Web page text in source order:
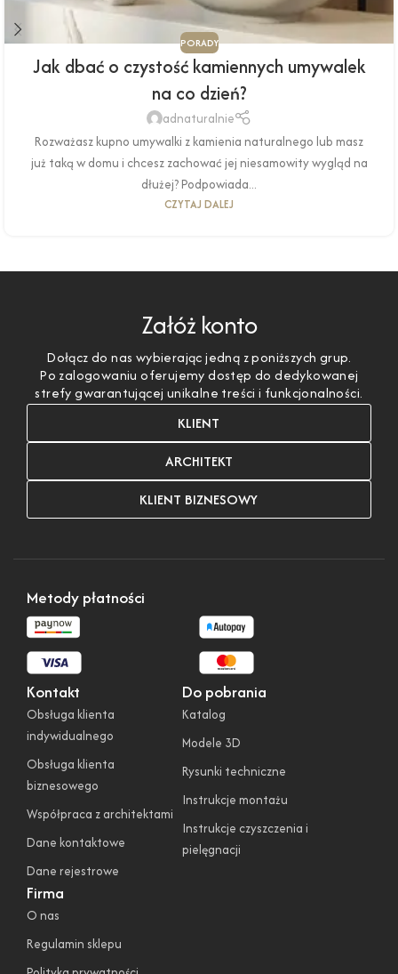
PORADY
Jak dbać o czystość kamiennych umywalek
na co dzień?
adnaturalnie
Rozważasz kupno umywalki z kamienia naturalnego lub masz
już taką w domu i chcesz zachować jej niesamowity wygląd na
dłużej? Podpowiada...
CZYTAJ DALEJ
Załóż konto
Dołącz do nas wybierając jedną z poniższych grup.
Po zalogowaniu oferujemy dostęp do dedykowanej
strefy gwarantującej unikalne treści i funkcjonalności.
KLIENT
ARCHITEKT
KLIENT BIZNESOWY
Firma
O nas
Regulamin sklepu
Kontakt
Obsługa klienta
indywidualnego
Obsługa klienta
biznesowego
Współpraca z architektami
Dane kontaktowe
Dane rejestrowe
Do pobrania
Katalog
Modele 3D
Rysunki techniczne
Instrukcje montażu
Instrukcje czyszczenia i
pielęgnacji
Metody płatności